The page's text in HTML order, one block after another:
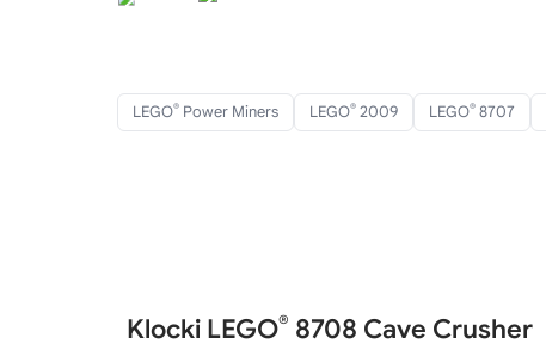
LEGO® Power Miners LEGO® 2009 LEGO® 8707
Klocki LEGO® 8708 Cave Crusher